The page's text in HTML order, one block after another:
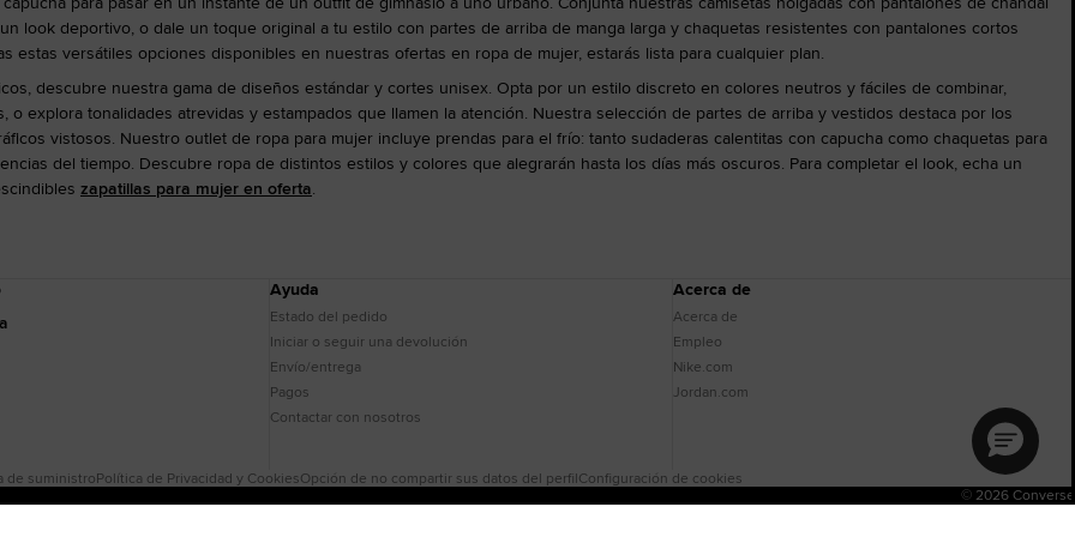
look deportivo, o dale un toque original a tu estilo con partes de arriba de manga larga y chaquetas resistentes con pantalones cortos
estas versátiles opciones disponibles en nuestras ofertas en ropa de mujer, estarás lista para cualquier plan.
descubre nuestra gama de diseños estándar y cortes unisex. Opta por un estilo discreto en colores neutros y fáciles de combinar,
o explora tonalidades atrevidas y estampados que llamen la atención. Nuestra selección de partes de arriba y vestidos destaca por los
vistosos. Nuestro outlet de ropa para mujer incluye prendas para el frío: tanto sudaderas calentitas con capucha como chaquetas para
del tiempo. Descubre ropa de distintos estilos y colores que alegrarán hasta los días más oscuros. Para completar el look, echa un
zapatillas para mujer en oferta.
Ayuda
Estado del pedido
Iniciar o seguir una devolución
Envío/entrega
Pagos
Contactar con nosotros
Acerca de
Acerca de
Empleo
Nike.com
Jordan.com
de suministroPolítica de Privacidad y CookiesOpción de no compartir sus datos del perfilConfiguración de cookies
© 2026 Converse